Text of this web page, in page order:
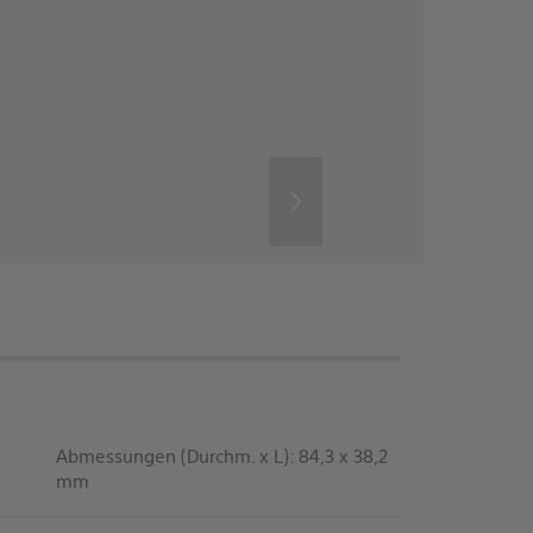
Abmessungen (Durchm. x L): 84,3 x 38,2
mm